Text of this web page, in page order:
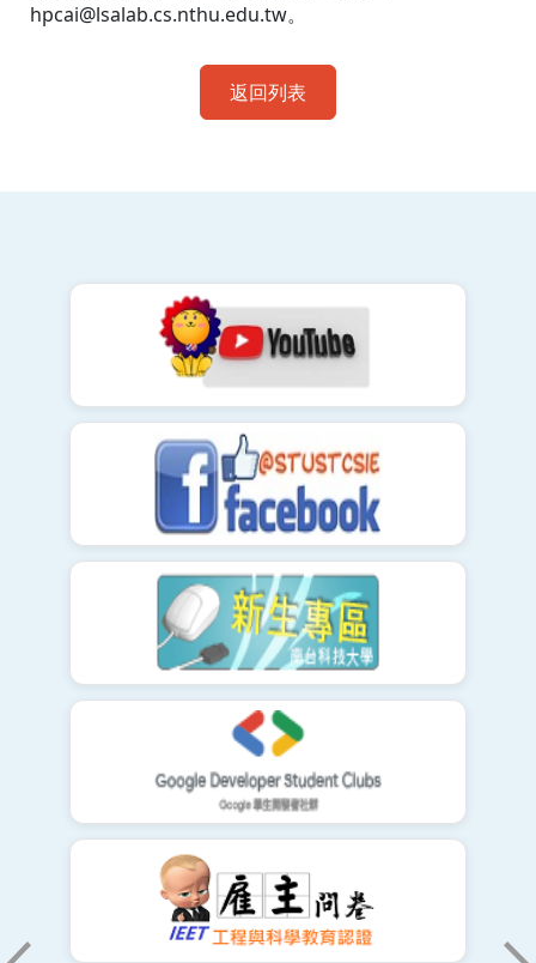
hpcai@lsalab.cs.nthu.edu.tw。
返回列表